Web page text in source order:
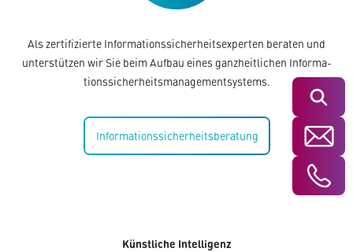
Suchen
Als zertifizierte Informationssicherheitsexperten beraten und
unterstützen wir Sie beim Aufbau eines ganzheitlichen Informa-
tionssicherheitsmanagementsystems.
Informationssicherheitsberatung
Künstliche Intelligenz